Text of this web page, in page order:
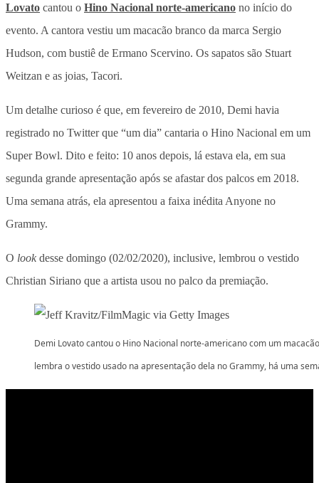
Lovato cantou o Hino Nacional norte-americano no início do
evento. A cantora vestiu um macacão branco da marca Sergio
Hudson, com bustiê de Ermano Scervino. Os sapatos são Stuart
Weitzan e as joias, Tacori.
Um detalhe curioso é que, em fevereiro de 2010, Demi havia
registrado no Twitter que “um dia” cantaria o Hino Nacional em um
Super Bowl. Dito e feito: 10 anos depois, lá estava ela, em sua
segunda grande apresentação após se afastar dos palcos em 2018.
Uma semana atrás, ela apresentou a faixa inédita Anyone no
Grammy.
O look desse domingo (02/02/2020), inclusive, lembrou o vestido
Christian Siriano que a artista usou no palco da premiação.
Demi Lovato cantou o Hino Nacional norte-americano com um
lembra o vestido usado na apresentação dela no Grammy, há uma